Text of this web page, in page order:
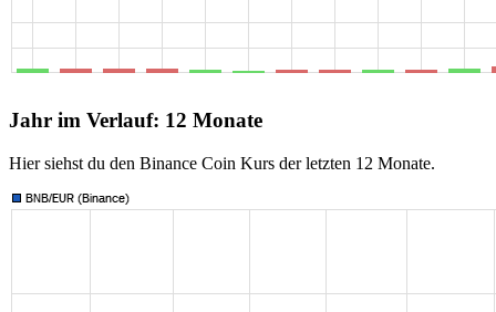
Jahr im Verlauf: 12 Monate
Hier siehst du den Binance Coin Kurs der letzten 12 Monate.